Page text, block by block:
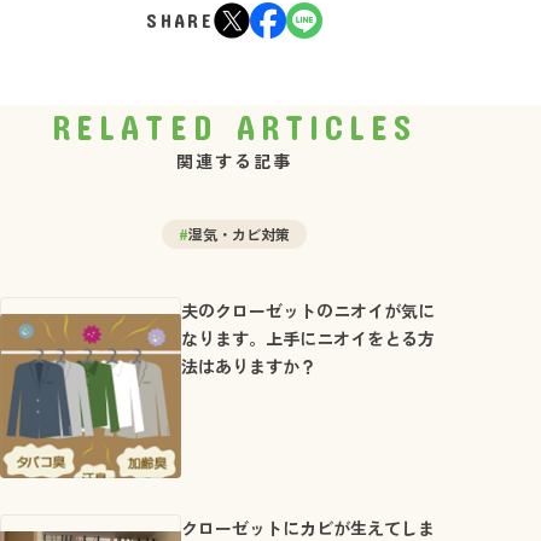
SHARE
RELATED ARTICLES
関連する記事
#湿気・カビ対策
夫のクローゼットのニオイが気に
なります。上手にニオイをとる方
法はありますか？
クローゼットにカビが生えてしま